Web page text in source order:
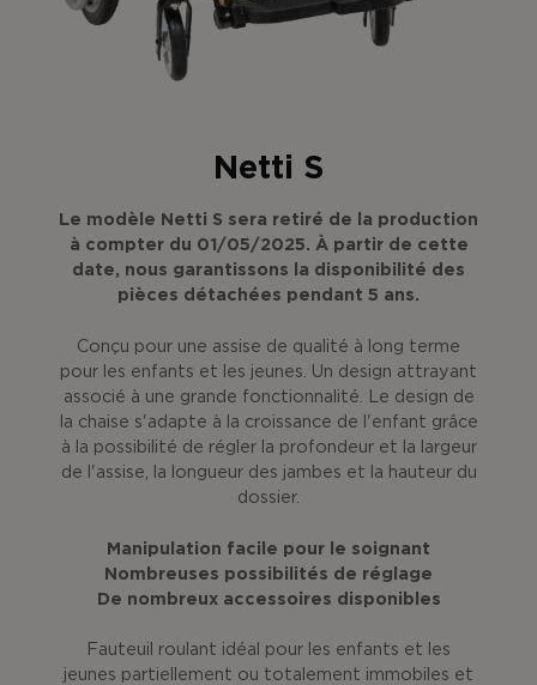
Netti S
Le modèle Netti S sera retiré de la production
à compter du 01/05/2025. À partir de cette
date, nous garantissons la disponibilité des
pièces détachées pendant 5 ans.
Conçu pour une assise de qualité à long terme
pour les enfants et les jeunes. Un design attrayant
associé à une grande fonctionnalité. Le design de
la chaise s'adapte à la croissance de l'enfant grâce
à la possibilité de régler la profondeur et la largeur
de l'assise, la longueur des jambes et la hauteur du
dossier.
Manipulation facile pour le soignant
Nombreuses possibilités de réglage
De nombreux accessoires disponibles
Fauteuil roulant idéal pour les enfants et les
jeunes partiellement ou totalement immobiles et